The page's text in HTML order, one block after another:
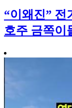
“이왜진” 전
호주 금쪽이